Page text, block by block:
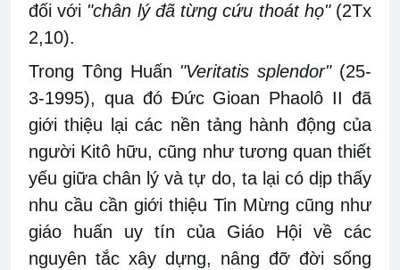
đối với "chân lý đã từng cứu thoát họ" (2Tx
2,10).
Trong Tông Huấn "Veritatis splendor"(25-
3-1995), qua đó Đức Gioan Phaolô II đã
giới thiệu lại các nền tảng hành động của
người Kitô hữu, cũng như tương quan thiết
yếu giữa chân lý và tự do, ta lại có dịp thấy
nhu cầu cần giới thiệu Tin Mừng cũng như
giáo huấn uy tín của Giáo Hội về các
nguyên tắc xây dựng, nâng đỡ đời sống